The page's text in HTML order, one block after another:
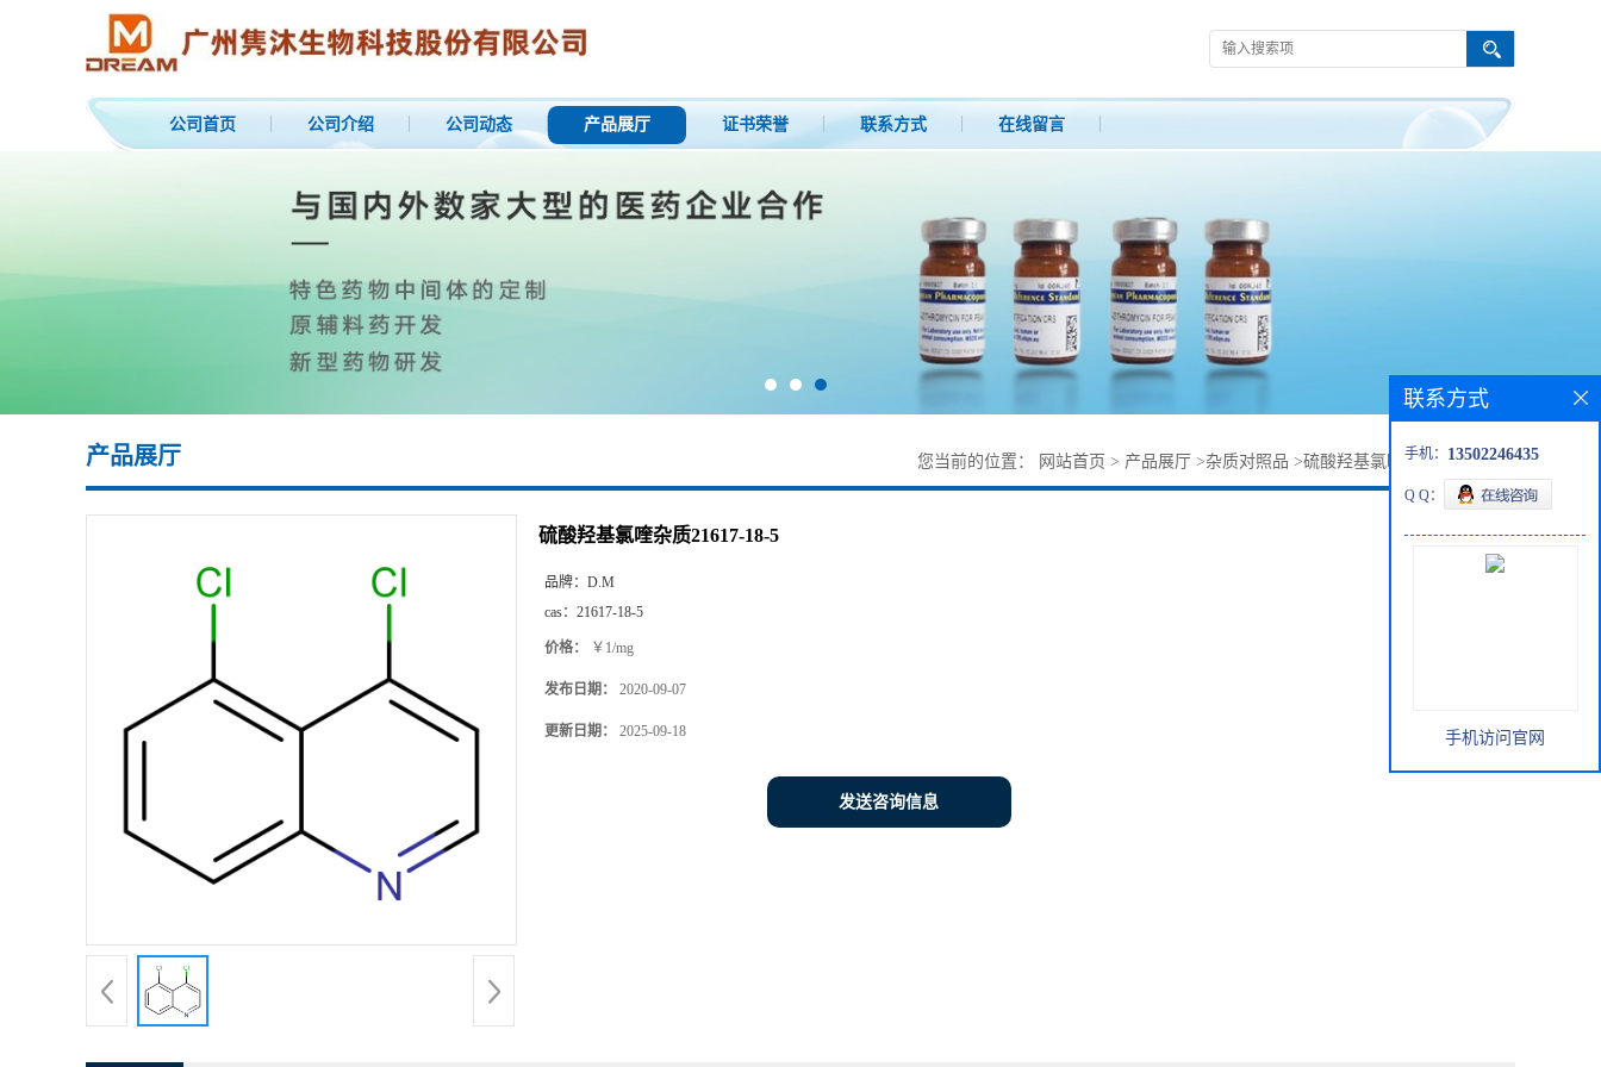
公司首页 公司介绍 公司动态 产品展厅 证书荣誉 联系方式 在线留言
产品展厅 您当前的位置： 网站首页 > 产品展厅 >杂质对照品 >硫酸羟基氯喹杂质21617-18-5
硫酸羟基氯喹杂质21617-18-5
品牌： D.M
cas： 21617-18-5
价格： ￥1/mg
发布日期： 2020-09-07
更新日期： 2025-09-18
发送咨询信息
联系方式
手机： 13502246435
Q Q：
手机访问官网